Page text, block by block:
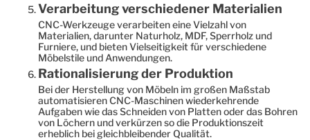
Verarbeitung verschiedener Materialien
CNC-Werkzeuge verarbeiten eine Vielzahl von
Materialien, darunter Naturholz, MDF, Sperrholz und
Furniere, und bieten Vielseitigkeit für verschiedene
Möbelstile und Anwendungen.
Rationalisierung der Produktion
Bei der Herstellung von Möbeln im großen Maßstab
automatisieren CNC-Maschinen wiederkehrende
Aufgaben wie das Schneiden von Platten oder das Bohren
von Löchern und verkürzen so die Produktionszeit
erheblich bei gleichbleibender Qualität.